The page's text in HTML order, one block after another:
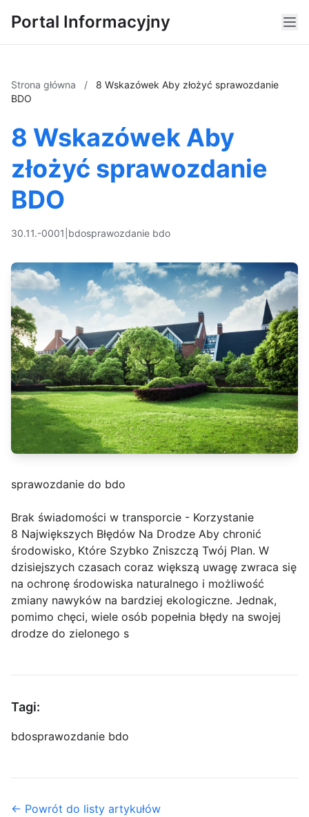
Portal Informacyjny
Strona główna /
8 Wskazówek Aby złożyć sprawozdanie
BDO
8 Wskazówek Aby
złożyć sprawozdanie
BDO
30.11.-0001 bdosprawozdanie bdo
sprawozdanie do bdo
Brak świadomości w transporcie - Korzystanie
8 Największych Błędów Na Drodze Aby chronić
środowisko, Które Szybko Zniszczą Twój Plan. W
dzisiejszych czasach coraz większą uwagę zwraca się
na ochronę środowiska naturalnego i możliwość
zmiany nawyków na bardziej ekologiczne. Jednak,
pomimo chęci, wiele osób popełnia błędy na swojej
drodze do zielonego s
Tagi:
bdosprawozdanie bdo
← Powrót do listy artykułów